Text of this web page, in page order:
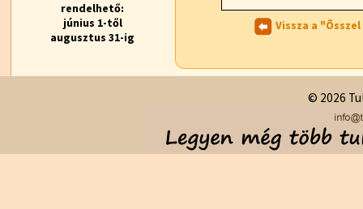
rendelhető:
június 1-től
augusztus 31-ig
Vissza a
© 2026